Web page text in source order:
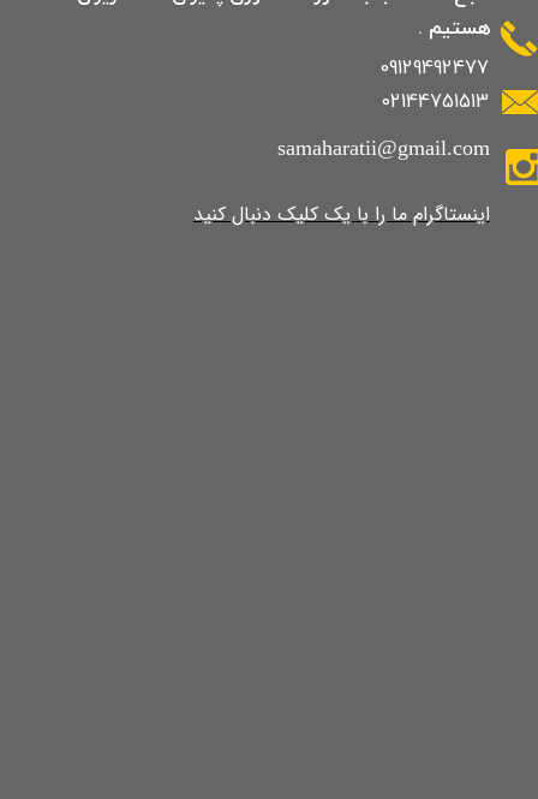
09129492477
02144751513
هستیم .
samaharatii@gmail.com
​​​​​​​​​اینستاگرام ما را با یک کلیک دنبال کنید